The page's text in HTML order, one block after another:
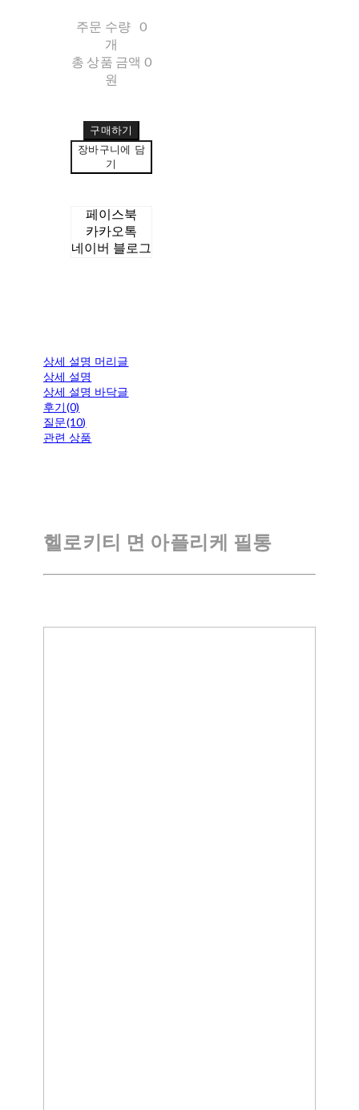
주문 수량 0
개
총 상품 금액 0
원
구매하기
장바구니에 담
기
페이스북
카카오톡
네이버 블로그
상세 설명 머리글
상세 설명
상세 설명 바닥글
후기(0)
질문(10)
관련 상품
헬로키티 면 아플리케 필통